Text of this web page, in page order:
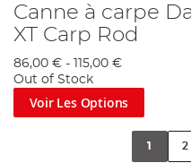
Canne à carpe
XT Carp Rod
86,00 € - 115,00 €
Out of Stock
Voir Les Options
1 2